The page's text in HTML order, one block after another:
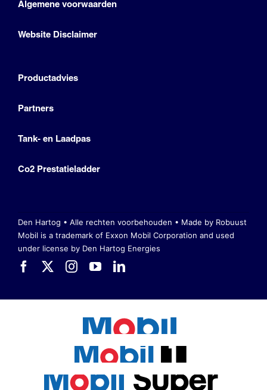
Algemene voorwaarden
Website Disclaimer
Productadvies
Partners
Tank- en Laadpas
Co2 Prestatieladder
Den Hartog • Alle rechten voorbehouden • Made by Robuust
Mobil is a trademark of Exxon Mobil Corporation and used
under license by Den Hartog Energies